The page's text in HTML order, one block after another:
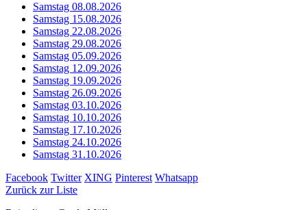
Samstag 08.08.2026
Samstag 15.08.2026
Samstag 22.08.2026
Samstag 29.08.2026
Samstag 05.09.2026
Samstag 12.09.2026
Samstag 19.09.2026
Samstag 26.09.2026
Samstag 03.10.2026
Samstag 10.10.2026
Samstag 17.10.2026
Samstag 24.10.2026
Samstag 31.10.2026
Facebook Twitter XING Pinterest Whatsapp
Zurück zur Liste